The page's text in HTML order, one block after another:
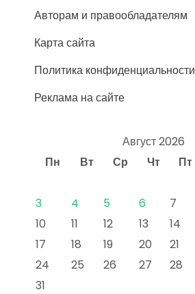
Авторам и правообладателям
Карта сайта
Политика конфиденциальности
Реклама на сайте
Август 2026
Пн
Вт Ср Чт Пт
3
4 5 6 7
10
11 12 13 14
17
18 19 20 21
24
25 26 27 28
31